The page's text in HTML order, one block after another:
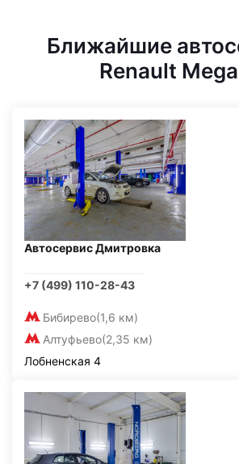
Ближайшие
Renault
Автосервис Дмитровка
+7 (499) 110-28-43
Бибирево(1,6 км)
Алтуфьево(2,35 км)
Лобненская 4